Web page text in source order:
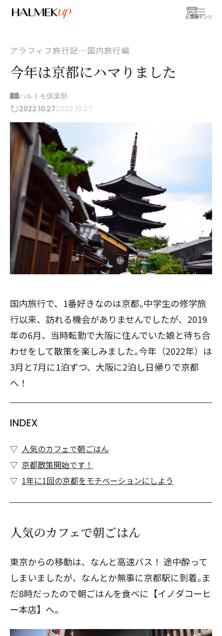
お買物
コンテンツ
アラフィフ旅行記…国内旅行編
今年は京都にハマりました
ハルトモ俱楽部
2022.10.272022.10.27
国内旅行で、1番好きなのは京都｡中学生の修学旅
行以来、訪れる機会がありませんでしたが、2019
年の6月、当時転勤で大阪に住んでいた娘と待ち合
わせをして散策を楽しみました｡今年（2022年）は
3月と7月に1泊ずつ、大阪に2泊し日帰りで京都
へ！
INDEX
人気のカフェで朝ごはん
京都散策開始です！
1年に1回の京都をモチベーションにしよう
人気のカフェで朝ごはん
東京からの移動は、なんと高速バス！ 途中酔って
しまいましたが、なんとか無事に京都駅に到着｡ま
だ8時だったので朝ごはんを食べに【イノダコーヒ
ー本店】へ｡